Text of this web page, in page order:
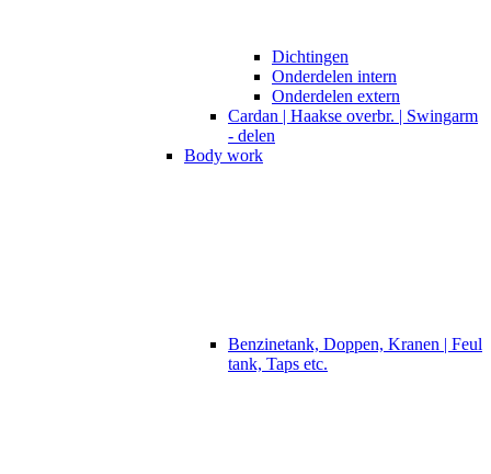
Dichtingen
Onderdelen intern
Onderdelen extern
Cardan | Haakse overbr. | Swingarm
- delen
Body work
Benzinetank, Doppen, Kranen | Feul
tank, Taps etc.